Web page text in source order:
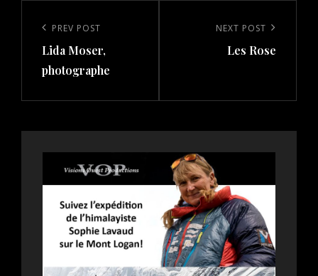
navigation
Previous
Post
PREV POST
Lida Moser,
photographe
NEXT POST
Les Rose